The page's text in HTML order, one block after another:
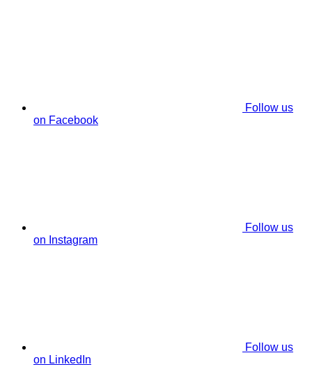
Follow us
on Facebook
Follow us
on Instagram
Follow us
on LinkedIn